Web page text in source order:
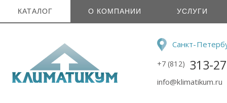
КАТАЛОГ О КОМПАНИИ УСЛУГИ
Санкт-
+7 (812) 313-
info@klimatikum.ru